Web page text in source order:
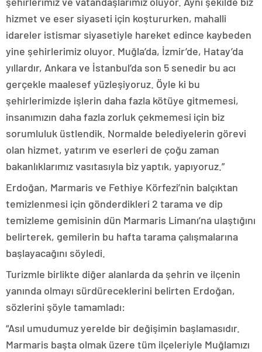
hizmet ve eser siyaseti için koştururken, mahalli
idareler istismar siyasetiyle hareket edince kaybeden
yine şehirlerimiz oluyor. Muğla’da, İzmir’de, Hatay’da
yıllardır, Ankara ve İstanbul’da son 5 senedir bu acı
gerçekle maalesef yüzleşiyoruz. Öyle ki bu
şehirlerimizde işlerin daha fazla kötüye gitmemesi,
insanımızın daha fazla zorluk çekmemesi için biz
sorumluluk üstlendik. Normalde belediyelerin görevi
olan hizmet, yatırım ve eserleri de çoğu zaman
bakanlıklarımız vasıtasıyla biz yaptık, yapıyoruz.”
Erdoğan, Marmaris ve Fethiye Körfezi’nin balçıktan
temizlenmesi için gönderdikleri 2 tarama ve dip
temizleme gemisinin dün Marmaris Limanı’na ulaştığını
belirterek, gemilerin bu hafta tarama çalışmalarına
başlayacağını söyledi.
Turizmle birlikte diğer alanlarda da şehrin ve ilçenin
yanında olmayı sürdüreceklerini belirten Erdoğan,
sözlerini şöyle tamamladı:
“Asıl umudumuz yerelde bir değişimin başlamasıdır.
Marmaris başta olmak üzere tüm ilçeleriyle Muğlamızı